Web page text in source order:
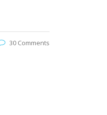
30 Comments